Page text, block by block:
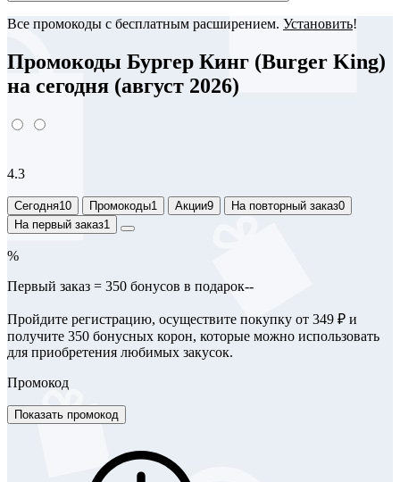
Все промокоды с бесплатным расширением. Установить!
Промокоды Бургер Кинг (Burger King)
на сегодня (август 2026)
4.3
Сегодня10 Промокоды1 Акции9 На повторный заказ0
На первый заказ1
%
Первый заказ = 350 бонусов в подарок--
Пройдите регистрацию, осуществите покупку от 349 ₽ и
получите 350 бонусных корон, которые можно использовать
для приобретения любимых закусок.
Промокод
Показать промокод